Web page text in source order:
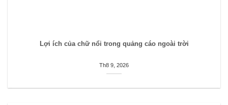
Lợi ích của chữ nổi trong quảng cáo ngoài trời
Th8 9, 2026